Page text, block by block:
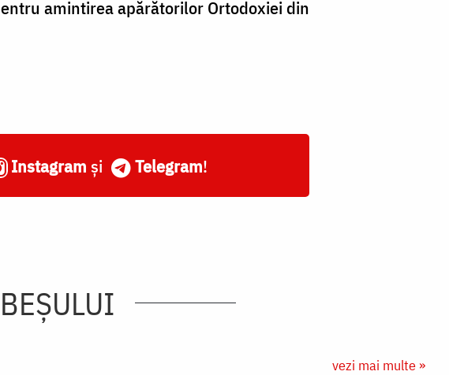
amintirea apărătorilor Ortodoxiei din
Instagram și Telegram!
vezi mai multe »